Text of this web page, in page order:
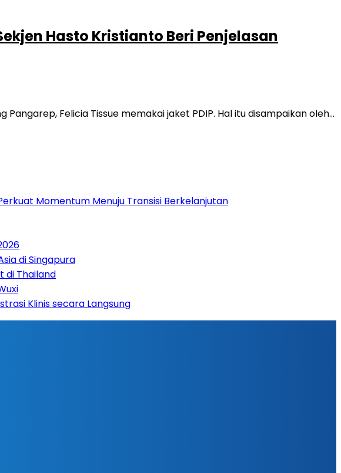
Hasto Kristianto Beri Penjelasan
Pangarep, Felicia Tissue memakai jaket PDIP. Hal itu disampaikan oleh…
Momentum Menuju Transisi Berkelanjutan
di Singapura
di Thailand
Klinis secara Langsung